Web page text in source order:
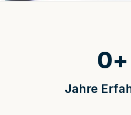
Jahre
0+